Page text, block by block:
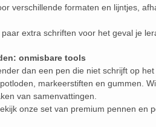
verschillende formaten en lijntjes,
extra schriften voor het geval je
onmisbare tools
dan een pen die niet schrijft op
markeerstiften en gummen.
van samenvattingen.
onze set van premium pennen en